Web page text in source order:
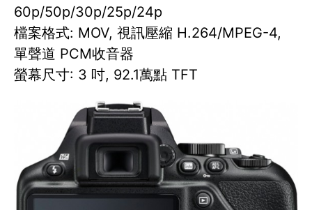
60p/50p/30p/25p/24p
檔案格式: MOV, 視訊壓縮 H.264/MPEG-4,
單聲道 PCM收音器
螢幕尺寸: 3 吋, 92.1萬點 TFT